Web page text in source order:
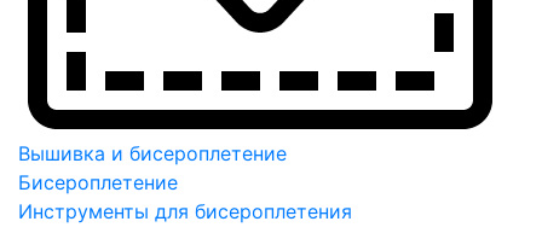
Вышивка и бисероплетение
Бисероплетение
Инструменты для бисероплетения